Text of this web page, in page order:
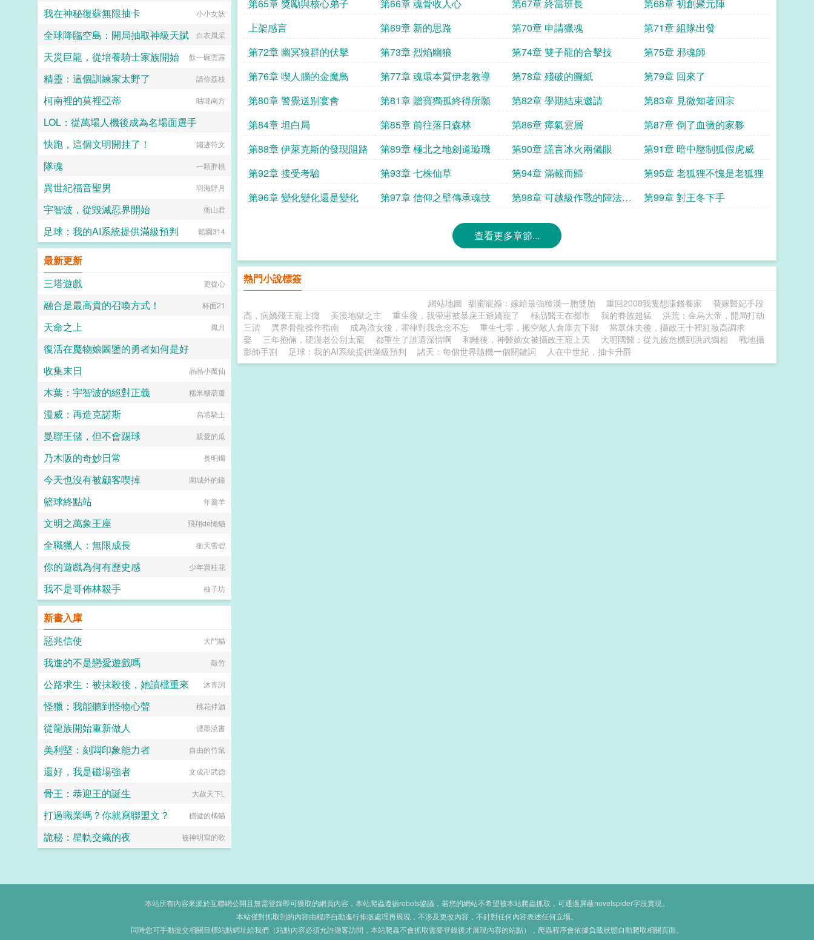
第65章 獎勵與核心弟子
第66章 魂骨收人心 第67章 終當班長
第68章 初創聚元陣
上架感言
第69章 新的思路 第70章 申請獵魂
第71章 組隊出發
第72章 幽冥狼群的伏擊
第73章 烈焰幽狼 第74章 雙子龍的合擊技
第75章 邪魂師
第76章 喫人腦的金魔鳥
第77章 魂環本質伊老教導 第78章 殘破的圖紙
第79章 回來了
第80章 警覺送别宴會
第81章 贈寶獨孤終得所願 第82章 學期結束邀請
第83章 見微知著回宗
第84章 坦白局
第85章 前往落日森林 第86章 瘴氣雲層
第87章 倒了血黴的家夥
第88章 伊萊克斯的發現阻路
第89章 極北之地劍道璇璣 第90章 謊言冰火兩儀眼
第91章 暗中壓制狐假虎威
第92章 接受考驗
第93章 七株仙草 第94章 滿載而歸
第95章 老狐狸不愧是老狐狸
第96章 變化變化還是變化
第97章 信仰之壁傳承魂技
第98章 可越級作戰的陣法前
第99章 對王冬下手
查看更多章節...
熱門小說標簽
網站地圖 甜蜜寵婚：嫁給最強糙漢一胞雙胎 重回2008我隻想賺錢養家
替嫁醫妃手段
高，病嬌殘王寵上癮
美漫地獄之主 重生後，我帶崽被暴戾王爺嬌寵了 極品醫王在都市 我的眷族超猛
洪荒：金烏大帝，開局打劫
三清
異界骨龍操作指南 成為渣女後，霍律對我念念不忘 重生七零，搬空敵人倉庫去下鄉
當眾休夫後，攝政王十裡紅妝高調求
娶
三年抱倆，硬漢老公别太寵 都重生了誰還深情啊 和離後，神醫嫡女被攝政王寵上天 大明國醫：從九族危機到洪武獨相
戰地攝
影師手劄
足球：我的AI系統提供滿級預判 諸天：每個世界隨機一個關鍵詞 人在中世紀，抽卡升爵
我在神秘復蘇無限抽卡 小小女妖
全球降臨空島：開局抽取神級天賦 白衣風采
天災巨龍，從培養騎士家族開始 飲一碗雲露
精靈：這個訓練家太野了 請你荔枝
柯南裡的莫裡亞蒂 咕噠南方
LOL：從萬場人機後成為名場面選手
薯條是貓貓
快跑，這個文明開挂了！ 鏽迹符文
隊魂 一顆胖桃
異世紀福音聖男 羽海野月
宇智波，從毀滅忍界開始 衡山君
足球：我的AI系統提供滿級預判 鬆園314
最新更新
三塔遊戲
更從心
融合是最高貴的召喚方式！ 杯面21
天命之上 風月
復活在魔物娘圖鑒的勇者如何是好
佈歌兒寶想要擁抱
收集末日 晶晶小魔仙
木葉：宇智波的絕對正義 糯米糖葫蘆
漫威：再造克諾斯 高塔騎士
曼聯王儲，但不會踢球 親愛的瓜
乃木阪的奇妙日常 長明燭
今天也沒有被顧客喫掉 圍城外的鐘
籃球終點站 年羹羊
文明之萬象王座 飛翔de懶貓
全職獵人：無限成長 衝天雪碧
你的遊戲為何有歷史感 少年買桂花
我不是哥佈林殺手 柚子坊
新書入庫
惡兆信使
大鬥貓
我進的不是戀愛遊戲嗎 敲竹
公路求生：被抹殺後，她讀檔重來 沐青詞
怪獵：我能聽到怪物心聲 桃花伴酒
從龍族開始重新做人 濃墨澆書
美利堅：刻闆印象能力者 自由的竹鼠
還好，我是磁場強者 文成卍武德
骨王：恭迎王的誕生 大赦天下L
打過職業嗎？你就寫聯盟文？ 穩健的橘貓
詭秘：星軌交織的夜 被神明寫的歌
本站所有內容來源於互聯網公開且無需登錄即可獲取的網頁內容，本站爬蟲遵循robots協議，若您的網站不希望被本站爬蟲抓取，可通過屏蔽novelspider字段實現。
本站僅對抓取到的內容由程序自動進行排版處理再展現，不涉及更改內容，不針對任何內容表述任何立場。
同時您可手動提交相關目標站點網址給我們（站點內容必須允許遊客訪問，本站爬蟲不會抓取需要登錄後才展現內容的站點），爬蟲程序會依據負載狀態自動爬取相關頁面。